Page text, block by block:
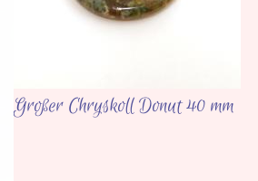
Großer Chryskoll Donut 40 mm